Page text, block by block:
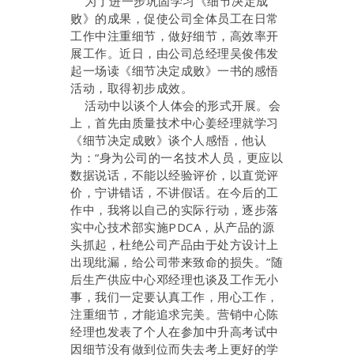
败》的成果，促使公司全体员工在日常
工作中注重细节，做好细节，高效率开
展工作。近日，由公司总经理吴俊伟发
起一场读《细节决定成败》一书的感悟
活动，取得初步成效。
活动中以谈个人体会的形式开展。会
上，首先由质量技术中心姜经理就学习
《细节决定成败》谈个人感悟，他认
为：“身为公司的一名技术人员，更应以
数据说话，不能以经验评价，以直觉评
价，宁讲错话，不讲假话。在今后的工
作中，我将以自己的实际行动，逐步落
实中心技术部实施PDCA，从产品的源
头抓起，杜绝公司产品由于处方设计上
出现纰漏，给公司带来致命的损失。”随
后生产供应中心邓经理也谈及工作无小
事，我们一定要认真工作，用心工作，
注重细节，才能追求完美。营销中心陈
经理也发表了个人在参加中升高考试中
因细节没有做到位而失去考上更好的学